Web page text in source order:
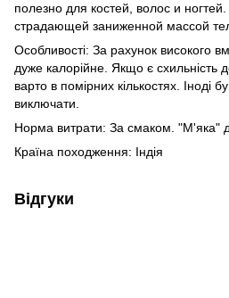
полезно для костей, волос и
страдающей заниженной массой
Особливості: За рахунок високого
дуже калорійне. Якщо є схильність
варто в помірних кількостях. Іноді
виключати.
Норма витрати: За смаком. "М'яка"
Країна походження: Індія
Відгуки